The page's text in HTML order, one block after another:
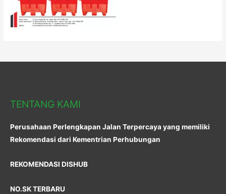
TENTANG KAMI
Perusahaan Perlengkapan Jalan Terpercaya yang memiliki
Rekomendasi dari Kementrian Perhubungan
REKOMENDASI DISHUB
NO.SK TERBARU